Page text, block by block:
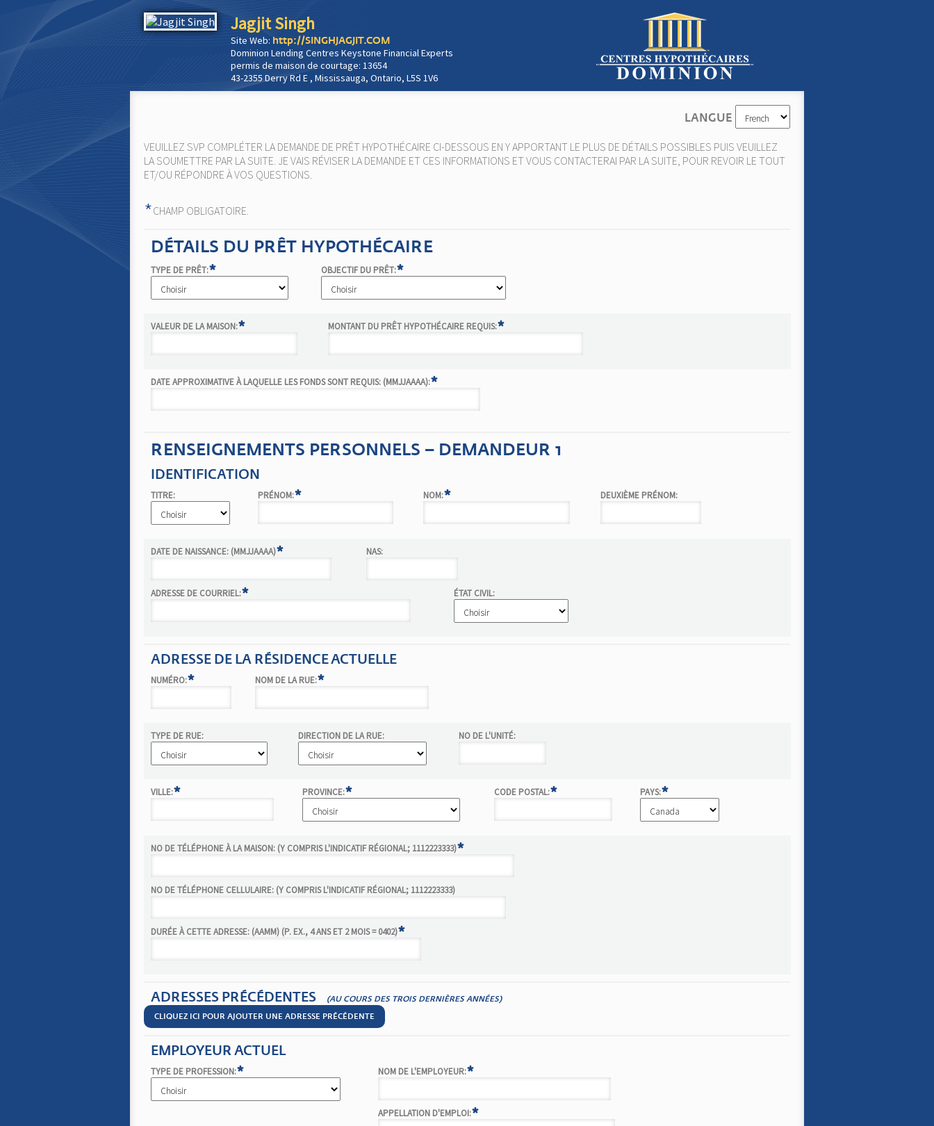
Jagjit Singh
Site Web: http://SINGHJAGJIT.COM
Dominion Lending Centres Keystone Financial Experts
permis de maison de courtage: 13654
43-2355 Derry Rd E , Mississauga, Ontario, L5S 1V6
LANGUE
VEUILLEZ SVP COMPLÉTER LA DEMANDE DE PRÊT HYPOTHÉCAIRE CI-DESSOUS EN Y APPORTANT LE PLUS DE DÉTAILS POSSIBLES PUIS VEUILLEZ
LA SOUMETTRE PAR LA SUITE. JE VAIS RÉVISER LA DEMANDE ET CES INFORMATIONS ET VOUS CONTACTERAI PAR LA SUITE, POUR REVOIR LE TOUT
ET/OU RÉPONDRE À VOS QUESTIONS.
*CHAMP OBLIGATOIRE.
DÉTAILS DU PRÊT HYPOTHÉCAIRE
TYPE DE PRÊT:* OBJECTIF DU PRÊT:*
VALEUR DE LA MAISON:* MONTANT DU PRÊT HYPOTHÉCAIRE REQUIS:*
DATE APPROXIMATIVE À LAQUELLE LES FONDS SONT REQUIS: (MMJJAAAA):*
RENSEIGNEMENTS PERSONNELS – DEMANDEUR 1
IDENTIFICATION
TITRE: PRÉNOM:* NOM:* DEUXIÈME PRÉNOM:
DATE DE NAISSANCE: (MMJJAAAA)* NAS:
ADRESSE DE COURRIEL:* ÉTAT CIVIL:
ADRESSE DE LA RÉSIDENCE ACTUELLE
NUMÉRO:* NOM DE LA RUE:*
TYPE DE RUE: DIRECTION DE LA RUE: NO DE L'UNITÉ:
VILLE:* PROVINCE:* CODE POSTAL:* PAYS:*
NO DE TÉLÉPHONE À LA MAISON: (Y COMPRIS L'INDICATIF RÉGIONAL; 1112223333)*
NO DE TÉLÉPHONE CELLULAIRE: (Y COMPRIS L'INDICATIF RÉGIONAL; 1112223333)
DURÉE À CETTE ADRESSE: (AAMM) (P. EX., 4 ANS ET 2 MOIS = 0402)*
ADRESSES PRÉCÉDENTES
(AU COURS DES TROIS DERNIÈRES ANNÉES)
CLIQUEZ ICI POUR AJOUTER UNE ADRESSE PRÉCÉDENTE
EMPLOYEUR ACTUEL
TYPE DE PROFESSION:* NOM DE L'EMPLOYEUR:*
APPELLATION D'EMPLOI:*